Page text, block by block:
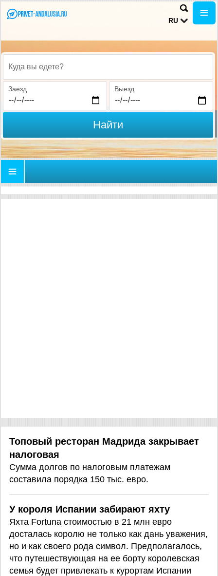
RU
Куда вы едете?
Заезд Выезд
Найти
Топовый ресторан Мадрида закрывает
налоговая
Сумма долгов по налоговым платежам
составила порядка 150 тыс. евро.
У короля Испании забирают яхту
Яхта Fortuna стоимостью в 21 млн евро
досталась королю не только как дань уважения,
но и как своего рода символ. Предполагалось,
что путешествующая на ее борту королевская
семья будет привлекать к курортам Испании